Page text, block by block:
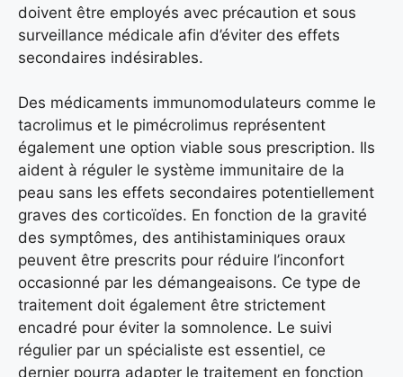
doivent être employés avec précaution et sous
surveillance médicale afin d’éviter des effets
secondaires indésirables.
Des médicaments immunomodulateurs comme le
tacrolimus et le pimécrolimus représentent
également une option viable sous prescription. Ils
aident à réguler le système immunitaire de la
peau sans les effets secondaires potentiellement
graves des corticoïdes. En fonction de la gravité
des symptômes, des antihistaminiques oraux
peuvent être prescrits pour réduire l’inconfort
occasionné par les démangeaisons. Ce type de
traitement doit également être strictement
encadré pour éviter la somnolence. Le suivi
régulier par un spécialiste est essentiel, ce
dernier pourra adapter le traitement en fonction